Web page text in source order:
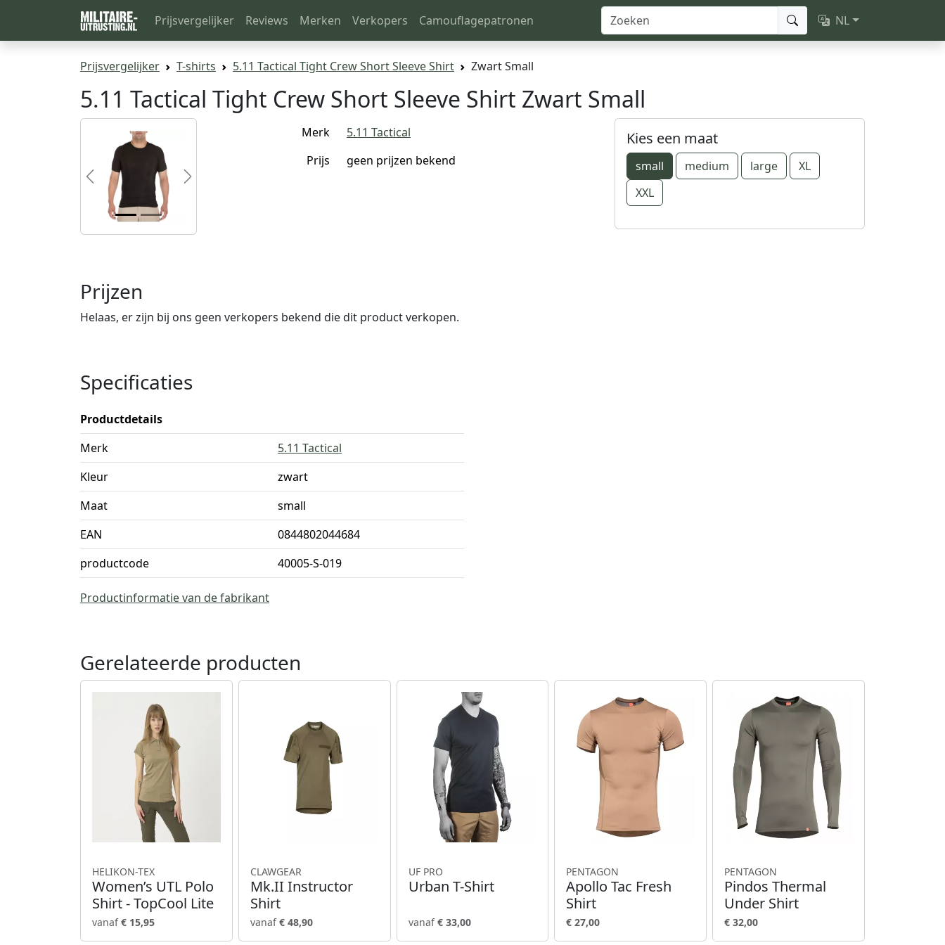
Prijsvergelijker Reviews Merken Verkopers Camouflagepatronen NL
Prijsvergelijker T-shirts 5.11 Tactical Tight Crew Short Sleeve Shirt Zwart Small
5.11 Tactical Tight Crew Short Sleeve Shirt Zwart Small
Previous Next
Merk
5.11 Tactical
Prijs
geen prijzen bekend
Kies een maat
small medium large
XL
XXL
Prijzen
Helaas, er zijn bij ons geen verkopers bekend die dit product verkopen.
Specificaties
Productdetails
Merk
5.11 Tactical
Kleur
zwart
Maat
small
EAN
0844802044684
productcode
40005-S-019
Productinformatie van de fabrikant
Gerelateerde producten
HELIKON-TEX
Women’s UTL Polo
Shirt - TopCool Lite
vanaf€ 15,95
CLAWGEAR
Mk.II Instructor
Shirt
vanaf€ 48,90
UF PRO
Urban T-Shirt
vanaf€ 33,00
PENTAGON
Apollo Tac Fresh
Shirt
€ 27,00
PENTAGON
Pindos Thermal
Under Shirt
€ 32,00